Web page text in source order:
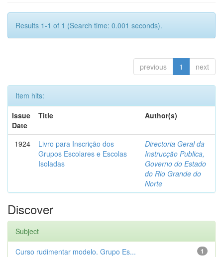
Results 1-1 of 1 (Search time: 0.001 seconds).
previous 1 next
Item hits:
Issue
Date
Title Author(s)
1924
Livro para Inscrição dos
Grupos Escolares e Escolas
Isoladas
Directoria Geral da
Instrucção Publica,
Governo do Estado
do Rio Grande do
Norte
Discover
Subject
1
Curso rudimentar modelo. Grupo Es...